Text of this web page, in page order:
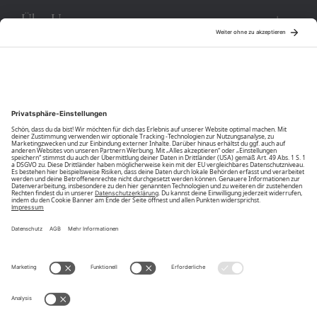
Über Uns
Unsere Vorteile
Unsere Partner